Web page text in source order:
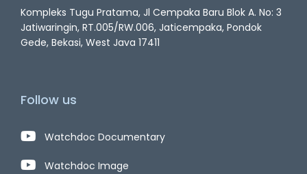
Kompleks Tugu Pratama, Jl Cempaka Baru Blok A. No: 3
Jatiwaringin, RT.005/RW.006, Jaticempaka, Pondok
Gede, Bekasi, West Java 17411
Follow us
Watchdoc Documentary
Watchdoc Image